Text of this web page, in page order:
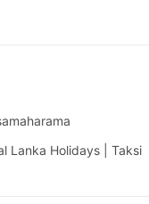
Lanka Holidays Taksi